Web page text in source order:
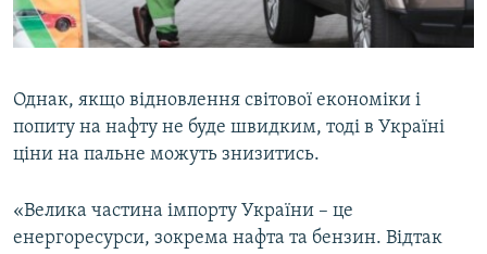
Однак, якщо відновлення світової економіки і
попиту на нафту не буде швидким, тоді в Україні
ціни на пальне можуть знизитись.
«Велика частина імпорту України – це
енергоресурси, зокрема нафта та бензин. Відтак